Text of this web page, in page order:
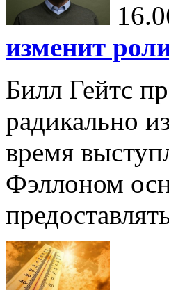
изменит
Билл Гейтс
радикально
время
Фэллоном